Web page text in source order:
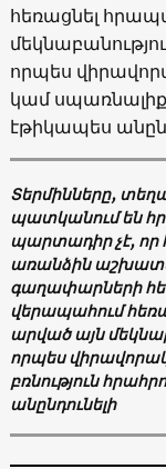
հեռացնել
որպես
կամ
էթիկապես
Տերմինները,
պատկանում են
պարտադիր չէ, որ
առանձին
գաղափարների
վերապահում
արված այն
որպես
բռնություն
անընդունելի